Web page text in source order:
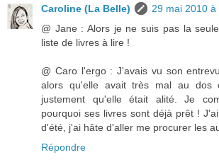
Caroline (La Belle)
29 mai 2010 à
@ Jane : Alors je ne suis pas la
liste de livres à lire !
@ Caro l'ergo : J'avais vu son
alors qu'elle avait très mal au dos
justement qu'elle était alité. Je
pourquoi ses livres sont déjà prêt !
d'été, j'ai hâte d'aller me procurer les
Répondre